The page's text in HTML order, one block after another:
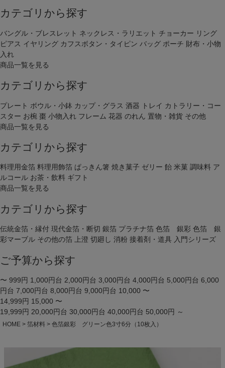
カテゴリから探す
バングル・ブレスレット ネックレス・ラリエット チョーカー リング
ピアス イヤリング カフスボタン・タイピン バッグ ポーチ 財布・小物
入れ
商品一覧を見る
カテゴリから探す
プレート ボウル・小鉢 カップ・グラス 酒器 トレイ カトラリー・コー
スター お椀 棗 小物入れ フレーム 花器 のれん 置物・雑貨 その他
商品一覧を見る
カテゴリから探す
料理用金箔 料理用飾箔 ぱっきん箸 焼き菓子 ゼリー 飴 米菓 調味料 ア
ルコール お茶・飲料 ギフト
商品一覧を見る
カテゴリから探す
伝統金箔・縁付 現代金箔・断切 銀箔 プラチナ箔 色箔 銀彩 色箔 銀
彩マーブル その他の箔 上澄 切廻し 消粉 接着剤・道具 入門シリーズ
ご予算から探す
〜 999円 1,000円台 2,000円台 3,000円台 4,000円台 5,000円台 6,000
円台 7,000円台 8,000円台 9,000円台 10,000 〜
14,999円 15,000 〜
19,999円 20,000円台 30,000円台 40,000円台 50,000円 ～
HOME 箔材料 色箔銀彩 グリーン色3寸6分（10枚入）